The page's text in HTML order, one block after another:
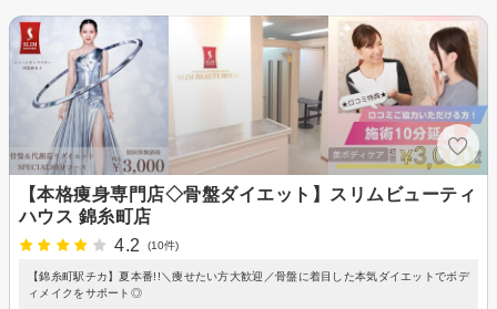
【本格痩身専門店◇骨盤ダイエット】スリムビューティ
ハウス 錦糸町店
4.2
(10件)
【錦糸町駅チカ】夏本番!!＼痩せたい方大歓迎／骨盤に着目した本気ダイエットでボデ
ィメイクをサポート◎